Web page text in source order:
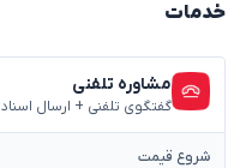
خدمات
مشاوره تلفنی
گفتگوی تلفنی + ارسال اسناد
شروع قیمت